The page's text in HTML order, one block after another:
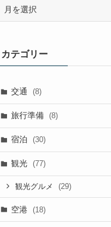
ブカテゴリー
交通 (8)
旅行準備 (8)
宿泊 (30)
観光 (77)
観光グルメ (29)
空港 (18)